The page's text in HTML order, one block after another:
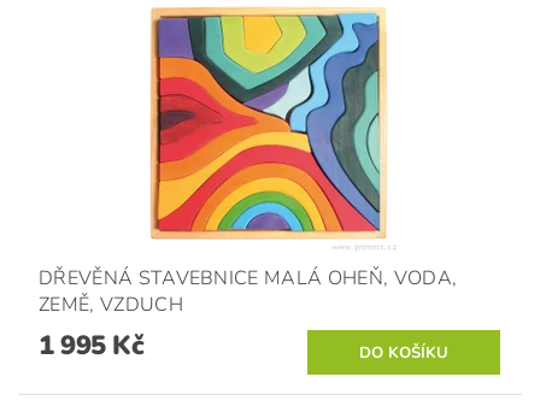
DŘEVĚNÁ STAVEBNICE MALÁ OHEŇ, VODA,
ZEMĚ, VZDUCH
1 995 Kč